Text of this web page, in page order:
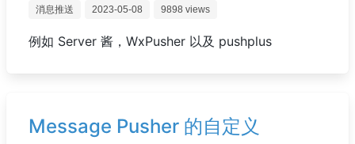
消息推送 2023-05-08 9898 views
例如 Server 酱，WxPusher 以及 pushplus
Message Pusher 的自定义